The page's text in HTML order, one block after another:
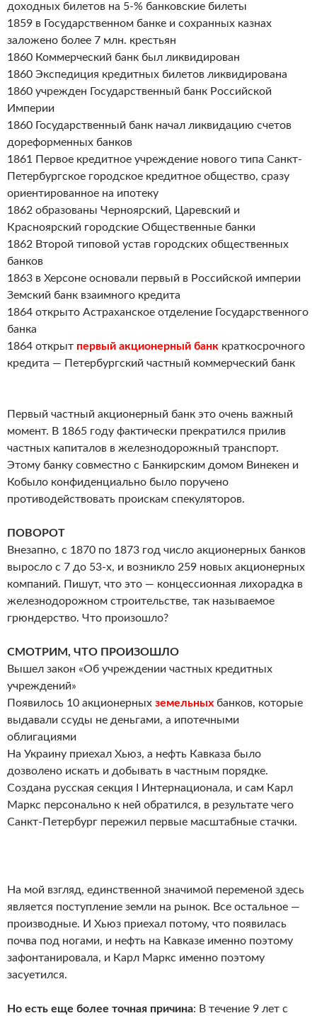
доходных билетов на 5-% банковские билеты
1859 в Государственном банке и сохранных казнах
заложено более 7 млн. крестьян
1860 Коммерческий банк был ликвидирован
1860 Экспедиция кредитных билетов ликвидирована
1860 учрежден Государственный банк Российской
Империи
1860 Государственный банк начал ликвидацию счетов
дореформенных банков
1861 Первое кредитное учреждение нового типа Санкт-
Петербургское городское кредитное общество, сразу
ориентированное на ипотеку
1862 образованы Черноярский, Царевский и
Красноярский городские Общественные банки
1862 Второй типовой устав городских общественных
банков
1863 в Херсоне основали первый в Российской империи
Земский банк взаимного кредита
1864 открыто Астраханское отделение Государственного
банка
1864 открыт первый акционерный банк краткосрочного
кредита — Петербургский частный коммерческий банк
Первый частный акционерный банк это очень важный
момент. В 1865 году фактически прекратился прилив
частных капиталов в железнодорожный транспорт.
Этому банку совместно с Банкирским домом Винекен и
Кобыло конфиденциально было поручено
противодействовать проискам спекуляторов.
ПОВОРОТ
Внезапно, с 1870 по 1873 год число акционерных банков
выросло с 7 до 53-х, и возникло 259 новых акционерных
компаний. Пишут, что это — концессионная лихорадка в
железнодорожном строительстве, так называемое
грюндерство. Что произошло?
СМОТРИМ, ЧТО ПРОИЗОШЛО
Вышел закон «Об учреждении частных кредитных
учреждений»
Появилось 10 акционерных земельных банков, которые
выдавали ссуды не деньгами, а ипотечными
облигациями
На Украину приехал Хьюз, а нефть Кавказа было
дозволено искать и добывать в частным порядке.
Создана русская секция I Интернационала, и сам Карл
Маркс персонально к ней обратился, в результате чего
Санкт-Петербург пережил первые масштабные стачки.
На мой взгляд, единственной значимой переменой здесь
является поступление земли на рынок. Все остальное —
производные. И Хьюз приехал потому, что появилась
почва под ногами, и нефть на Кавказе именно поэтому
зафонтанировала, и Карл Маркс именно поэтому
засуетился.
Но есть еще более точная причина: В течение 9 лет с